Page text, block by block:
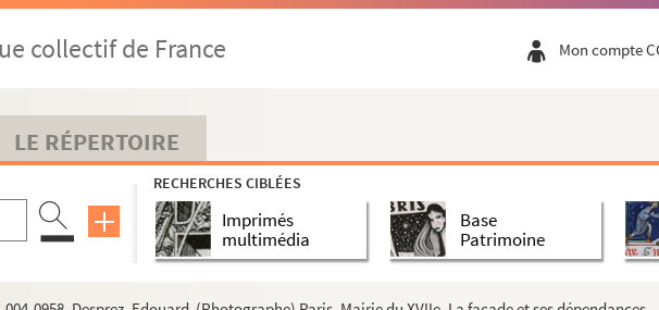
collectif de France Mon compte
LE RÉPERTOIRE
RECHERCHES CIBLÉES
Imprimés
multimédia
Base
Patrimoine